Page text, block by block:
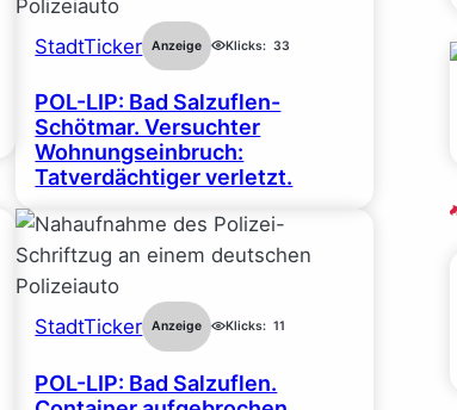
StadtTicker Anzeige Klicks: 33
POL-LIP: Bad Salzuflen-
Schötmar. Versuchter
Wohnungseinbruch:
Tatverdächtiger verletzt.
StadtTicker Anzeige Klicks: 11
POL-LIP: Bad Salzuflen.